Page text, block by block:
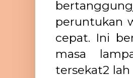
peruntukan
cepat. Ini
masa
tersekat2